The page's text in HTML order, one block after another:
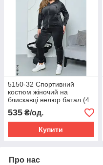
5150-32 Спортивний
костюм жіночий на
блискавці велюр батал (4
од: 52,54,56,58)
535 ₴/од.
Купити
Про нас